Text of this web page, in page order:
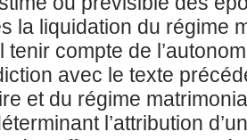
la liquidation du régime
tenir compte de
avec le texte
et du régime
l’attribution